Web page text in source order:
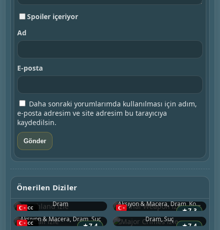
Spoiler içeriyor
Ad
E-posta
Daha sonraki yorumlarımda kullanılması için adım,
e-posta adresim ve site adresim bu tarayıcıya
kaydedilsin.
Önerilen Diziler
Southland
Dram
★7.3
Aksiyon & Macera, Dram, Komedi
★7.4
On Call
2025 • ABD
Aksiyon & Macera, Dram, Suç
★7.4
Major Crimes
2012 • ABD
Dram, Suç
9-1-1
2018 • ABD
Ballard
2025 • ABD